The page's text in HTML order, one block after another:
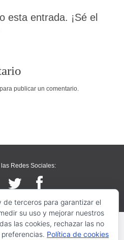
esta entrada. ¡Sé el
para publicar un comentario.
Redes Sociales:
de terceros para garantizar el
su uso y mejorar nuestros
las cookies, rechazar las no
Política de cookies